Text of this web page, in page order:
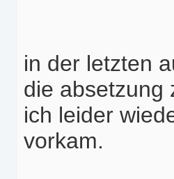
in der letzten
die absetzung
ich leider
vorkam.